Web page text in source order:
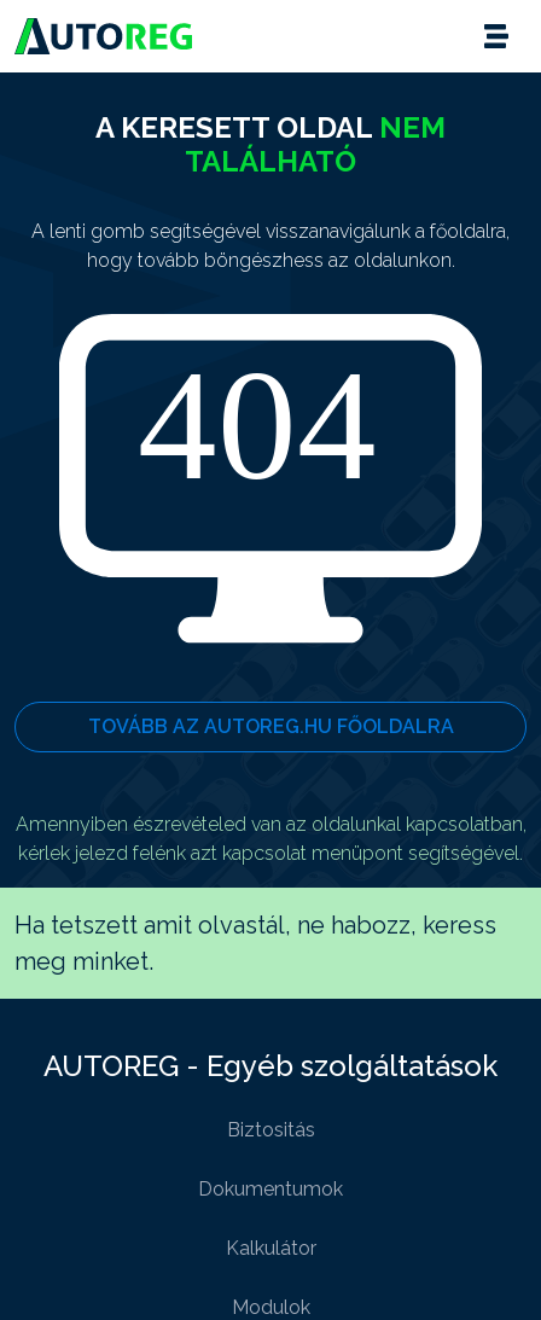
A KERESETT OLDAL NEM
TALÁLHATÓ
A lenti gomb segítségével visszanavigálunk a főoldalra,
hogy tovább böngészhess az oldalunkon.
TOVÁBB AZ AUTOREG.HU FŐOLDALRA
Amennyiben észrevételed van az oldalunkal kapcsolatban,
kérlek jelezd felénk azt kapcsolat menüpont segítségével.
Ha tetszett amit olvastál, ne habozz, keress
meg minket.
AUTOREG - Egyéb szolgáltatások
Biztositás
Dokumentumok
Kalkulátor
Modulok